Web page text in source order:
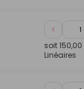
Diminuer
de
1
soit150,00
Linéaires